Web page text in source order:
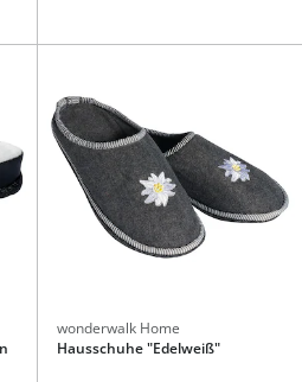
wonderwalk Home
Hausschuhe "Edelweiß"